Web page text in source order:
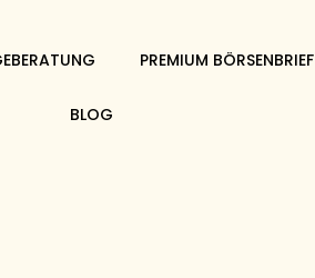
PREMIUM BÖRSENBRIEF
BLOG